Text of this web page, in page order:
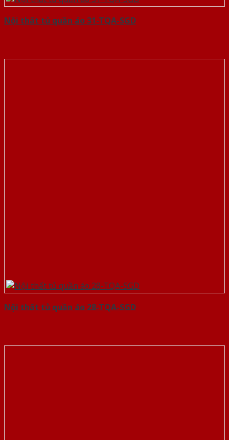
Nội thất tủ quần áo 31-TQA-SGD
Nội thất tủ quần áo 28-TQA-SGD